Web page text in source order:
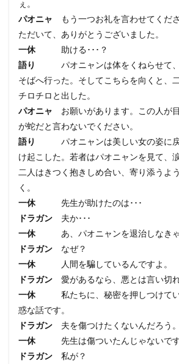
ぇ。
パオニャ もう一つお礼を言わせてくだ
ただいて、ありがとうございました。
一休助ける･･･？
語り
パオニャンは体をくねらせて、
そばへ行った。そしてこちらを向くと、
チロチロと出した。
パオニャ お願いがあります。この人が
が蛇だと言わないでください。
語り
パオニャンは美しい女の姿に戻
け起こした。若者はパオニャンを見て、
二人はきつく抱きしめ合い、寄り添うよ
く。
一休先生が助けたのは･･･
ドラガン 夫か･･･
一休あ、パオニャンを退治しなきゃ
ドラガン なぜ？
一休人間を騙しているんですよ。
ドラガン 愛があるなら、悪とは言い切れ
一休私たちに、秘密を押しつけてい
惑な話です。
ドラガン 夫を傷つけたくないんだろう。
一休先生は傷ついたんじゃないです
ドラガン 私が？